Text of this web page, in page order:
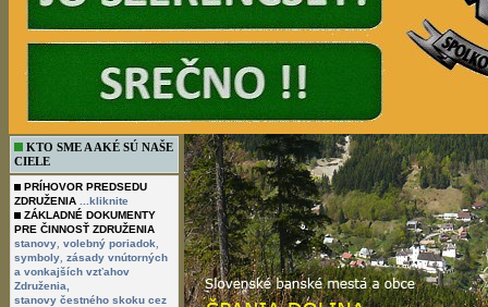
KTO SME A AKÉ SÚ NAŠE
CIELE
PRÍHOVOR PREDSEDU
ZDRUŽENIA
...kliknite
ZÁKLADNÉ DOKUMENTY
PRE ČINNOSŤ ZDRUŽENIA
stanovy volebný poriadok
symboly zásady vnútorných
a vonkajších vzťahov
Združenia,
stanovy čestného skoku cez